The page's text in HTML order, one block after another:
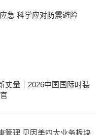
急 科学应对防震避险
丈量｜2026中国国际时装
管理 贝因美四大业务板块